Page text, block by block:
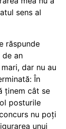
sens al
răspunde
an
dar nu au
În
ținem cât se
posturile
nu poți
unui